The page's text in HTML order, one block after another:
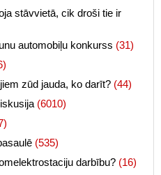
stāvvietā, cik droši tie ir
automobiļu konkurss (31)
zūd jauda, ko darīt? (44)
(6010)
(535)
darbību? (16)